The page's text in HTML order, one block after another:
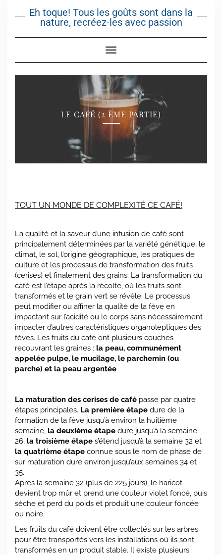
Eh toque! Tous les goûts sont dans la
nature, recréez-les avec passion
Toggle Navigation
LE CAFÉ (2 ÈME PARTIE)
TOUT UN MONDE DE COMPLEXITÉ CE CAFÉ!
La qualité et la saveur d’une infusion de café sont
principalement déterminées par la variété génétique, le
climat, le sol, l’origine géographique, les pratiques de
culture et les processus de transformation des fruits
(cerises) et finalement des grains. La transformation du
café est l’étape après la récolte, où les fruits sont
transformés et le grain vert se révèle. Le processus
peut modifier ou affiner la qualité de la fève en
impactant sur l’acidité ou le corps sans nécessairement
impacter d’autres caractéristiques organoleptiques des
fèves. Les fruits du café ont plusieurs couches
recouvrant les graines : la peau, communément
appelée pulpe, le mucilage, le parchemin (ou
parche) et la peau argentée
La maturation des cerises de café passe par quatre
étapes principales. La première étape dure de la
formation de la fève jusqu’à environ la huitième
semaine, la deuxième étape dure jusqu’à la semaine
26, la troisième étape s’étend jusqu’à la semaine 32 et
la quatrième étape connue sous le nom de phase de
sur maturation dure environ jusqu’aux semaines 34 et
35.
Après la semaine 32 (plus de 225 jours), le haricot
devient trop mûr et prend une couleur violet foncé, puis
sèche et perd du poids et produit une couleur foncée
ou noire.
Les fruits du café doivent être collectés sur les arbres
pour être transportés vers les installations où ils sont
transformés en un produit stable. Il existe plusieurs